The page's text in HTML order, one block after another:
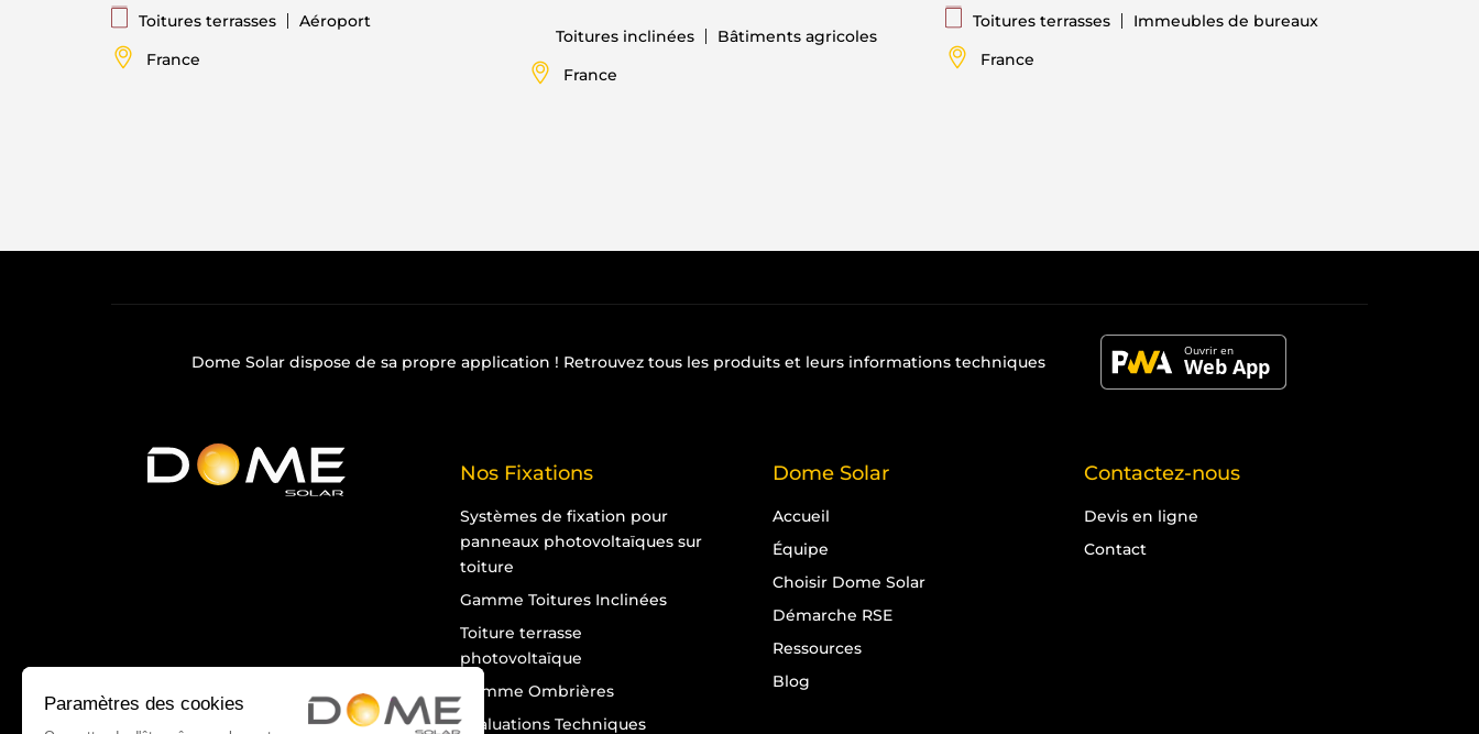
Toitures terrasses
Aéroport
France
Toitures inclinées
Bâtiments agricoles
France
Toitures terrasses
Immeubles de bureaux
France
Dome Solar dispose de sa propre application ! Retrouvez tous les produits et leurs informations techniques
Nos Fixations
Systèmes de fixation pour
panneaux photovoltaïques sur
toiture
Gamme Toitures Inclinées
Toiture terrasse
photovoltaïque
Gamme Ombrières
Évaluations Techniques
Dome Solar
Accueil
Équipe
Choisir Dome Solar
Démarche RSE
Ressources
Blog
Contactez-nous
Devis en ligne
Contact